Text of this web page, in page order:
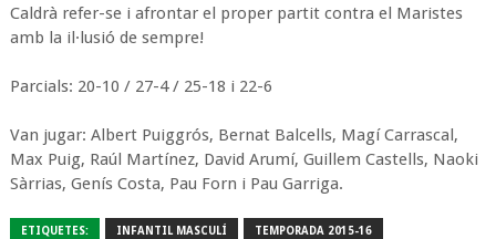
Caldrà refer-se i afrontar el proper partit contra el Maristes
amb la il·lusió de sempre!
Parcials: 20-10 / 27-4 / 25-18 i 22-6
Van jugar: Albert Puiggrós, Bernat Balcells, Magí Carrascal,
Max Puig, Raúl Martínez, David Arumí, Guillem Castells, Naoki
Sàrrias, Genís Costa, Pau Forn i Pau Garriga.
ETIQUETES: INFANTIL MASCULÍ TEMPORADA 2015-16